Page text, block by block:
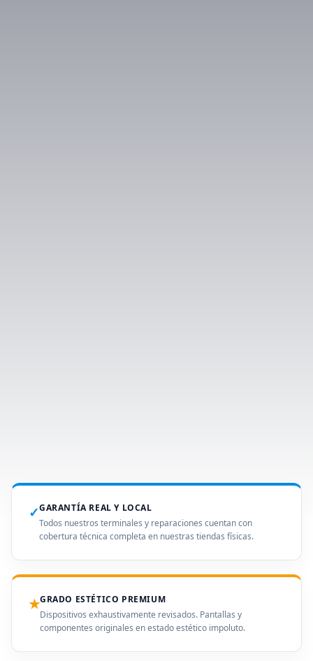
✓GARANTÍA REAL Y LOCAL
Todos nuestros terminales y reparaciones cuentan con
cobertura técnica completa en nuestras tiendas físicas.
★GRADO ESTÉTICO PREMIUM
Dispositivos exhaustivamente revisados. Pantallas y
componentes originales en estado estético impoluto.